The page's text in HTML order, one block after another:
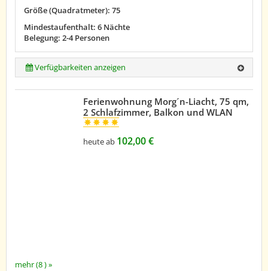
Größe (Quadratmeter): 75
Mindestaufenthalt: 6 Nächte
Belegung: 2-4 Personen
Verfügbarkeiten anzeigen
mehr (8 ) »
Ferienwohnung Morg´n-Liacht, 75 qm,
2 Schlafzimmer, Balkon und WLAN
heute ab 102,00 €